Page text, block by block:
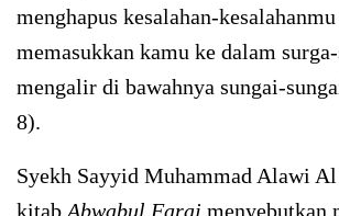
menghapus kesalahan-kesalahanmu
memasukkan kamu ke dalam
mengalir di bawahnya sungai-
8).
Syekh Sayyid Muhammad Alawi
kitab Abwabul Faraj menyebutkan